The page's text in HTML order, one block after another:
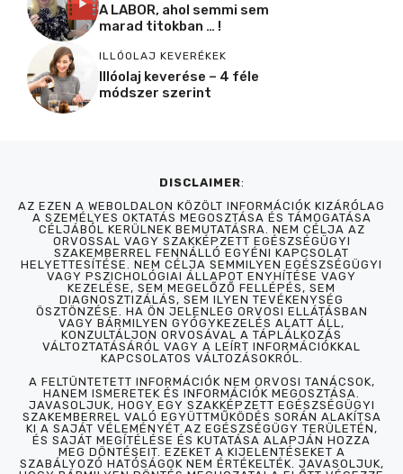
A LABOR, ahol semmi sem
marad titokban … !
ILLÓOLAJ KEVERÉKEK
Illóolaj keverése – 4 féle
módszer szerint
DISCLAIMER:
AZ EZEN A WEBOLDALON KÖZÖLT INFORMÁCIÓK KIZÁRÓLAG
A SZEMÉLYES OKTATÁS MEGOSZTÁSA ÉS TÁMOGATÁSA
CÉLJÁBÓL KERÜLNEK BEMUTATÁSRA. NEM CÉLJA AZ
ORVOSSAL VAGY SZAKKÉPZETT EGÉSZSÉGÜGYI
SZAKEMBERREL FENNÁLLÓ EGYÉNI KAPCSOLAT
HELYETTESÍTÉSE. NEM CÉLJA SEMMILYEN EGÉSZSÉGÜGYI
VAGY PSZICHOLÓGIAI ÁLLAPOT ENYHÍTÉSE VAGY
KEZELÉSE, SEM MEGELŐZŐ FELLÉPÉS, SEM
DIAGNOSZTIZÁLÁS, SEM ILYEN TEVÉKENYSÉG
ÖSZTÖNZÉSE. HA ÖN JELENLEG ORVOSI ELLÁTÁSBAN
VAGY BÁRMILYEN GYÓGYKEZELÉS ALATT ÁLL,
KONZULTÁLJON ORVOSÁVAL A TÁPLÁLKOZÁS
VÁLTOZTATÁSÁRÓL VAGY A LEÍRT INFORMÁCIÓKKAL
KAPCSOLATOS VÁLTOZÁSOKRÓL.
A FELTÜNTETETT INFORMÁCIÓK NEM ORVOSI TANÁCSOK,
HANEM ISMERETEK ÉS INFORMÁCIÓK MEGOSZTÁSA.
JAVASOLJUK, HOGY EGY SZAKKÉPZETT EGÉSZSÉGÜGYI
SZAKEMBERREL VALÓ EGYÜTTMŰKÖDÉS SORÁN ALAKÍTSA
KI A SAJÁT VÉLEMÉNYÉT AZ EGÉSZSÉGÜGY TERÜLETÉN,
ÉS SAJÁT MEGÍTÉLÉSE ÉS KUTATÁSA ALAPJÁN HOZZA
MEG DÖNTÉSEIT. EZEKET A KIJELENTÉSEKET A
SZABÁLYOZÓ HATÓSÁGOK NEM ÉRTÉKELTÉK. JAVASOLJUK,